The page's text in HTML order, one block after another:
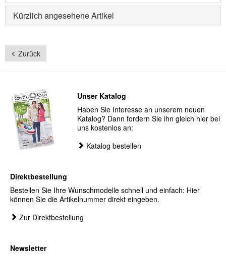
Kürzlich angesehene Artikel
Zurück
Unser Katalog
Haben Sie Interesse an unserem neuen
Katalog? Dann fordern Sie ihn gleich hier bei
uns kostenlos an:
Katalog bestellen
Direktbestellung
Bestellen Sie Ihre Wunschmodelle schnell und einfach: Hier
können Sie die Artikelnummer direkt eingeben.
Zur Direktbestellung
Newsletter